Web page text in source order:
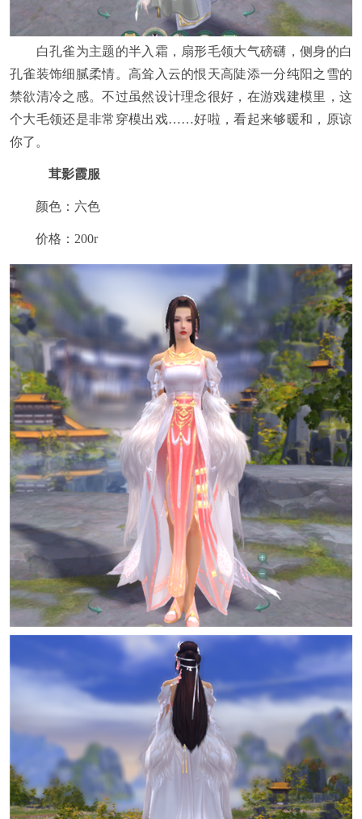
白孔雀为主题的半入霜，扇形毛领大气磅礴，侧身的白
孔雀装饰细腻柔情。高耸入云的恨天高陡添一分纯阳之雪的
禁欲清冷之感。不过虽然设计理念很好，在游戏建模里，这
个大毛领还是非常穿模出戏……好啦，看起来够暖和，原谅
你了。
茸影霞服
颜色：六色
价格：200r